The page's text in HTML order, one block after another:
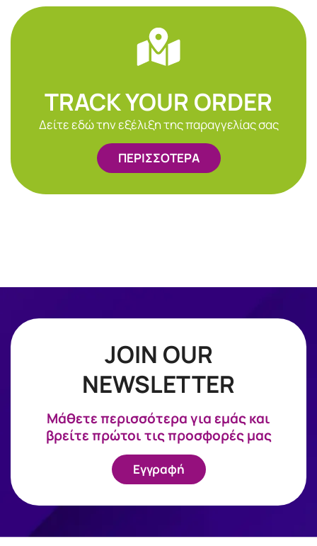
TRACK YOUR ORDER
Δείτε εδώ την εξέλιξη της παραγγελίας σας
ΠΕΡΙΣΣΟΤΕΡΑ
JOIN OUR
NEWSLETTER
Mάθετε περισσότερα για εμάς και
βρείτε πρώτοι τις προσφορές μας
Εγγραφή